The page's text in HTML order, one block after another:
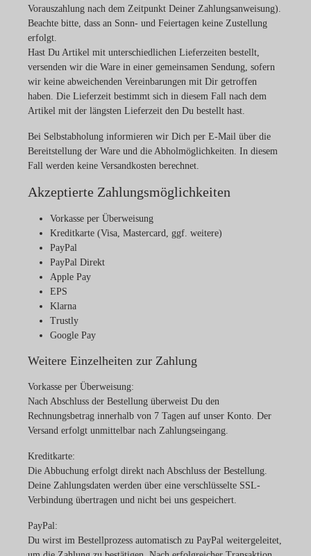
Vorauszahlung nach dem Zeitpunkt Deiner Zahlungsanweisung).
Beachte bitte, dass an Sonn- und Feiertagen keine Zustellung
erfolgt.
Hast Du Artikel mit unterschiedlichen Lieferzeiten bestellt,
versenden wir die Ware in einer gemeinsamen Sendung, sofern
wir keine abweichenden Vereinbarungen mit Dir getroffen
haben. Die Lieferzeit bestimmt sich in diesem Fall nach dem
Artikel mit der längsten Lieferzeit den Du bestellt hast.
Bei Selbstabholung informieren wir Dich per E-Mail über die
Bereitstellung der Ware und die Abholmöglichkeiten. In diesem
Fall werden keine Versandkosten berechnet.
Akzeptierte Zahlungsmöglichkeiten
Vorkasse per Überweisung
Kreditkarte (Visa, Mastercard, ggf. weitere)
PayPal
PayPal Direkt
Apple Pay
EPS
Klarna
Trustly
Google Pay
Weitere Einzelheiten zur Zahlung
Vorkasse per Überweisung:
Nach Abschluss der Bestellung überweist Du den
Rechnungsbetrag innerhalb von 7 Tagen auf unser Konto. Der
Versand erfolgt unmittelbar nach Zahlungseingang.
Kreditkarte:
Die Abbuchung erfolgt direkt nach Abschluss der Bestellung.
Deine Zahlungsdaten werden über eine verschlüsselte SSL-
Verbindung übertragen und nicht bei uns gespeichert.
PayPal:
Du wirst im Bestellprozess automatisch zu PayPal weitergeleitet,